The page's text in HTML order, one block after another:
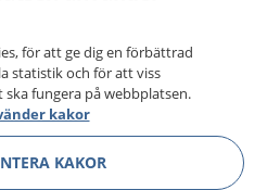
din hälsa och vård
hälsa och information om
du kan kontakta.
journal och göra dina
1177 för
för att ge dig en förbättrad
statistik och för att viss
fungera på webbplatsen.
kakor
KAKOR